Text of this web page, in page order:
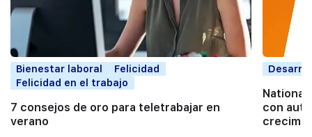
Bienestar laboral
Felicidad
Felicidad en el trabajo
7 consejos de oro para teletrabajar en
verano
con